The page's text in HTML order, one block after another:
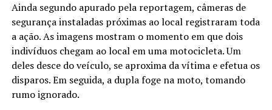
Ainda segundo apurado pela reportagem, câmeras de
segurança instaladas próximas ao local registraram toda
a ação. As imagens mostram o momento em que dois
indivíduos chegam ao local em uma motocicleta. Um
deles desce do veículo, se aproxima da vítima e efetua os
disparos. Em seguida, a dupla foge na moto, tomando
rumo ignorado.